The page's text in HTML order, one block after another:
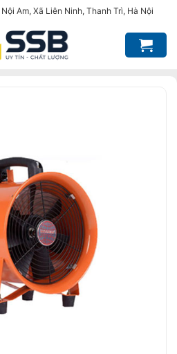
Am, Xã Liên Ninh, Thanh Trì, Hà Nội